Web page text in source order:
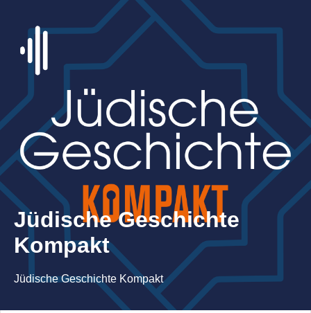
Jüdische Geschichte
Kompakt
Jüdische Geschichte Kompakt